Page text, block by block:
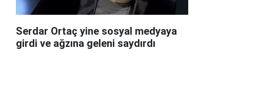
Serdar Ortaç yine sosyal medyaya
girdi ve ağzına geleni saydırdı